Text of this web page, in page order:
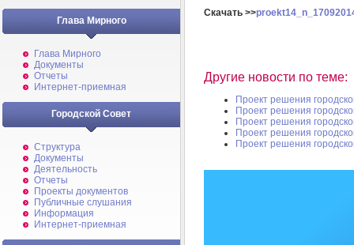
Глава Мирного
Глава Мирного
Документы
Отчеты
Интернет-приемная
Городской Совет
Структура
Документы
Деятельность
Отчеты
Проекты документов
Публичные слушания
Информация
Интернет-приемная
Скачать >>
Другие новости по теме:
Проект решения
Проект решения
Проект решения
Проект решения
Проект решения